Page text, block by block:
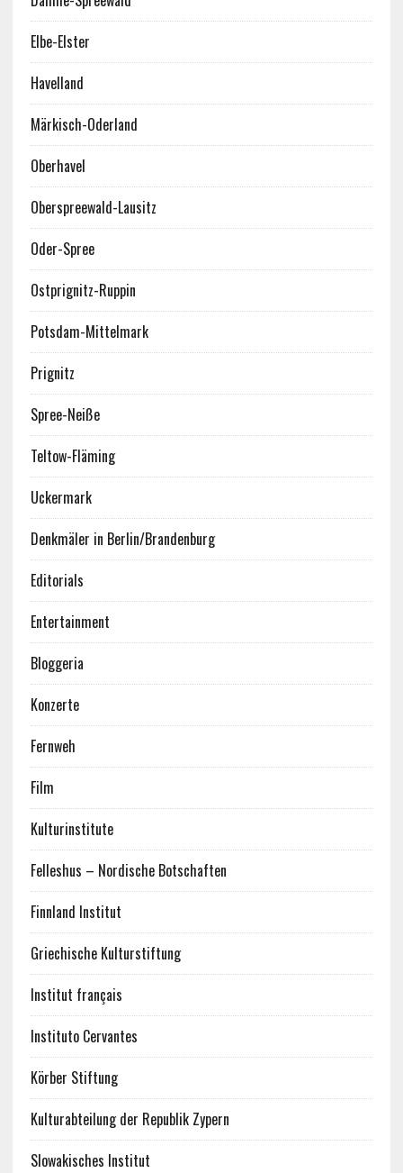
Elbe-Elster
Havelland
Märkisch-Oderland
Oberhavel
Oberspreewald-Lausitz
Oder-Spree
Ostprignitz-Ruppin
Potsdam-Mittelmark
Prignitz
Spree-Neiße
Teltow-Fläming
Uckermark
Denkmäler in Berlin/Brandenburg
Editorials
Entertainment
Bloggeria
Konzerte
Fernweh
Film
Kulturinstitute
Felleshus – Nordische Botschaften
Finnland Institut
Griechische Kulturstiftung
Institut français
Instituto Cervantes
Körber Stiftung
Kulturabteilung der Republik Zypern
Slowakisches Institut